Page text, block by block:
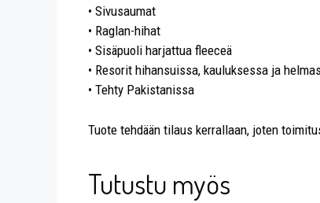
• Sivusaumat
• Raglan-hihat
• Sisäpuoli harjattua fleeceä
• Resorit hihansuissa, kauluksessa ja
• Tehty Pakistanissa
Tuote tehdään tilaus kerrallaan, joten
Tutustu myös